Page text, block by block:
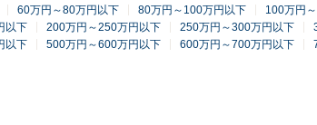
60万円～80万円以下 80万円～100万円以下 100万円
以下 200万円～250万円以下 250万円～300万円以下
以下 500万円～600万円以下 600万円～700万円以下